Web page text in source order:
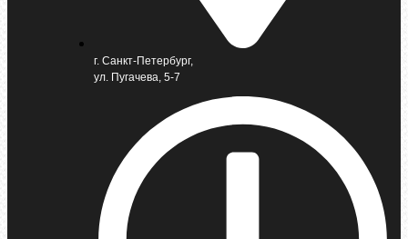
г. Санкт-Петербург,
ул. Пугачева, 5-7